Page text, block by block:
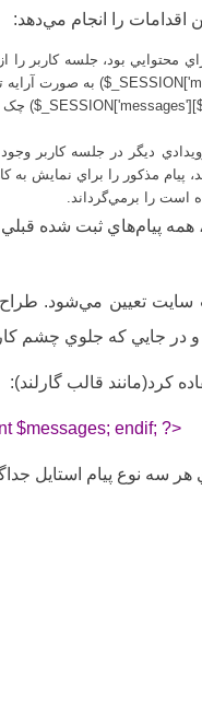
اقدامات را انجام مي‌دهد:
به صورت آرايه
چک
ديگر در جلسه کاربر
است را برمي‌گرداند.
همه پيام‌هاي ثبت شده
تعيين مي‌شود. طراح
و در جايي که جلوي چشم
$messages; endif; ?>